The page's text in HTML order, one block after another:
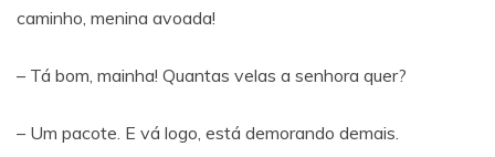
caminho, menina avoada!
– Tá bom, mainha! Quantas velas a senhora quer?
– Um pacote. E vá logo, está demorando demais.